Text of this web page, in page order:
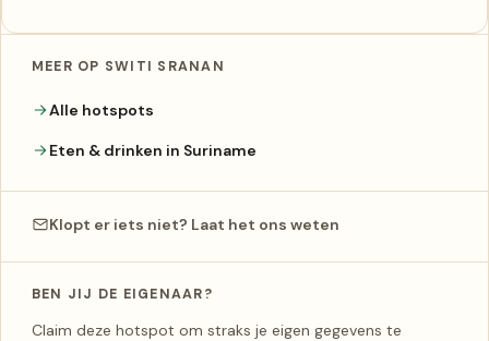
MEER OP SWITI SRANAN
Alle hotspots
Eten & drinken in Suriname
Klopt er iets niet? Laat het ons weten
BEN JIJ DE EIGENAAR?
Claim deze hotspot om straks je eigen gegevens te